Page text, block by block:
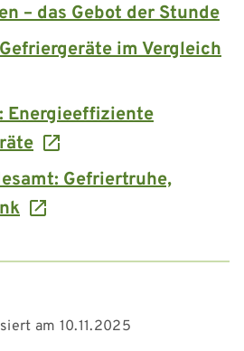
– das Gebot der Stunde
im Vergleich
Energieeffiziente
Gefriertruhe,
am 10.11.2025